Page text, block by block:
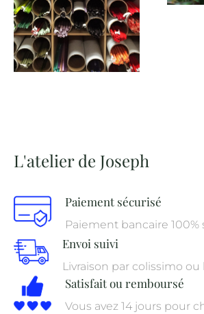
L'atelier de Joseph
Paiement sécurisé
Paiement bancaire 100%
Envoi suivi
Livraison par colissimo
Satisfait ou remboursé
Vous avez 14 jours pour